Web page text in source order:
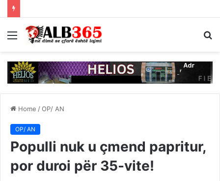
Menu
Home /OP/ AN
OP/ AN
Populli nuk u çmend papritur,
por duroi për 35-vite!